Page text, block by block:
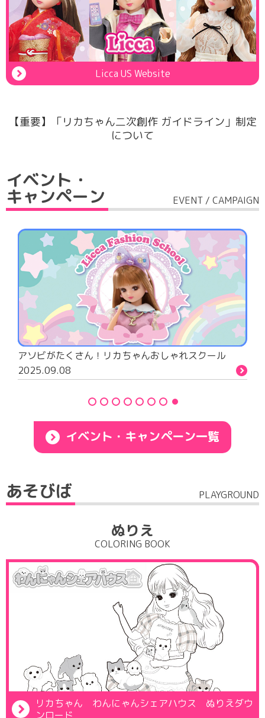
Licca US Website
【重要】「リカちゃん二次創作 ガイドライン」制定
について
イベント・
キャンペーン EVENT / CAMPAIGN
リカちゃん 保育園・幼稚園 プレゼントキャンペーン
2026.07.21
イベント・キャンペーン一覧
あそびば PLAYGROUND
ぬりえ
COLORING BOOK
リカちゃん わんにゃんシェアハウス ぬりえダウ
ンロード